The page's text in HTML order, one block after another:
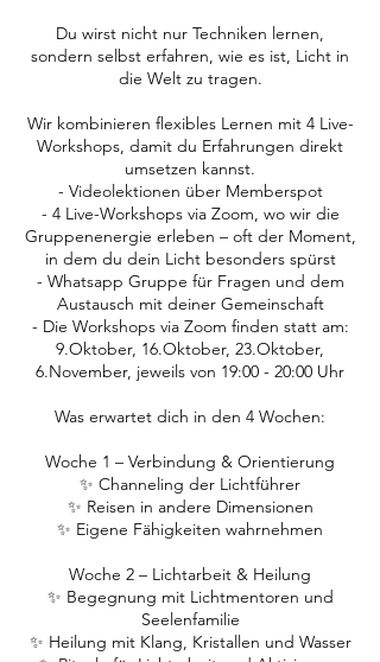
Du wirst nicht nur Techniken lernen,
sondern selbst erfahren, wie es ist, Licht in
die Welt zu tragen.
Wir kombinieren flexibles Lernen mit 4 Live-
Workshops, damit du Erfahrungen direkt
umsetzen kannst.
- Videolektionen über Memberspot
- 4 Live-Workshops via Zoom, wo wir die
Gruppenenergie erleben – oft der Moment,
in dem du dein Licht besonders spürst
- Whatsapp Gruppe für Fragen und dem
Austausch mit deiner Gemeinschaft
- Die Workshops via Zoom finden statt am:
9.Oktober, 16.Oktober, 23.Oktober,
6.November, jeweils von 19:00 - 20:00 Uhr
Was erwartet dich in den 4 Wochen:
Woche 1 – Verbindung & Orientierung
✨ Channeling der Lichtführer
✨ Reisen in andere Dimensionen
✨ Eigene Fähigkeiten wahrnehmen
Woche 2 – Lichtarbeit & Heilung
✨ Begegnung mit Lichtmentoren und
Seelenfamilie
✨ Heilung mit Klang, Kristallen und Wasser